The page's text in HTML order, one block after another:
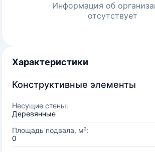
Информация об
отсутствует
Характеристики
Конструктивные элементы
Несущие стены:
Деревянные
Площадь подвала, м²:
0